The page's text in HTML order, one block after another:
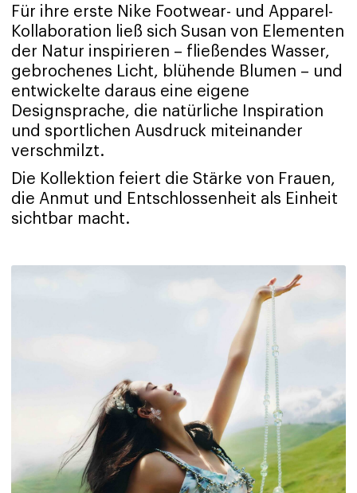
Für ihre erste Nike Footwear- und Apparel-
Kollaboration ließ sich Susan von Elementen
der Natur inspirieren – fließendes Wasser,
gebrochenes Licht, blühende Blumen – und
entwickelte daraus eine eigene
Designsprache, die natürliche Inspiration
und sportlichen Ausdruck miteinander
verschmilzt.
Die Kollektion feiert die Stärke von Frauen,
die Anmut und Entschlossenheit als Einheit
sichtbar macht.